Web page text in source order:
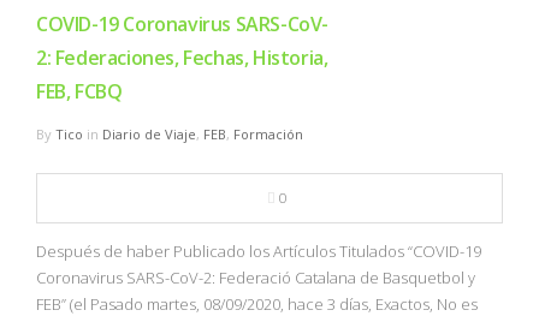
COVID-19 Coronavirus SARS-CoV-
2: Federaciones, Fechas, Historia,
FEB, FCBQ
By Tico in Diario de Viaje, FEB, Formación
0
Después de haber Publicado los Artículos Titulados “COVID-19
Coronavirus SARS-CoV-2: Federació Catalana de Basquetbol y
FEB” (el Pasado martes, 08/09/2020, hace 3 días, Exactos, No es